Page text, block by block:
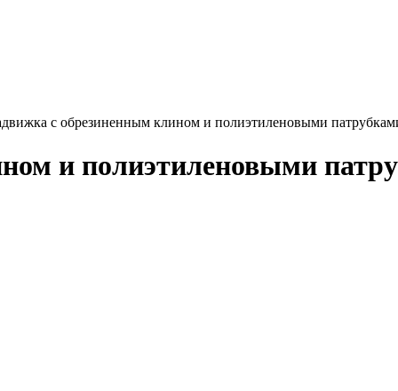
с обрезиненным клином и полиэтиленовыми
и полиэтиленовыми